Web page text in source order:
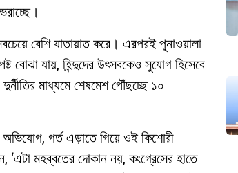
বেশি যাতায়াত করে। এরপরই পুনাওয়ালা
বোঝা যায়, হিন্দুদের উৎসবকেও সুযোগ হিসেবে
মাধ্যমে শেষমেশ পৌঁছচ্ছে ১০
গর্ত এড়াতে গিয়ে ওই কিশোরী
‘এটা মহব্বতের দোকান নয়, কংগ্রেসের হাতে